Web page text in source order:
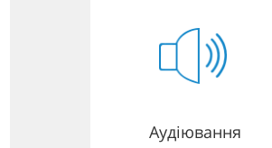
Аудіювання